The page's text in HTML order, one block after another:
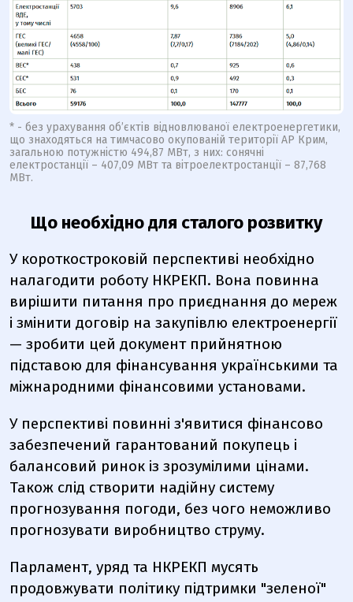
* - без урахування об’єктів відновлюваної електроенергетики,
що знаходяться на тимчасово окупованій території АР Крим,
загальною потужністю 494,87 МВт, з них: сонячні
електростанції – 407,09 МВт та вітроелектростанції – 87,768
МВт.
Що необхідно для сталого розвитку
У короткостроковій перспективі необхідно
налагодити роботу НКРЕКП. Вона повинна
вирішити питання про приєднання до мереж
і змінити договір на закупівлю електроенергії
— зробити цей документ прийнятною
підставою для фінансування українськими та
міжнародними фінансовими установами.
У перспективі повинні з'явитися фінансово
забезпечений гарантований покупець і
балансовий ринок із зрозумілими цінами.
Також слід створити надійну систему
прогнозування погоди, без чого неможливо
прогнозувати виробництво струму.
Парламент, уряд та НКРЕКП мусять
продовжувати політику підтримки "зеленої"